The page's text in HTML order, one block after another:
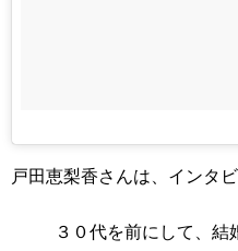
戸田恵梨香さんは、インタ
３０代を前にして、結